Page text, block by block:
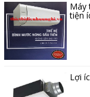
Máy
tiện
Lợi